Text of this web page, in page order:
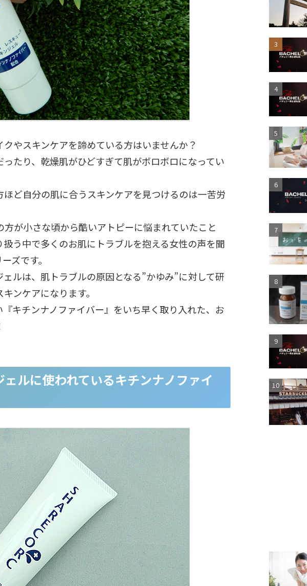
やスキンケアを諦めている方はいませんか？
たり、乾燥肌がひどすぎて肌がボロボロになってい
ど自分の肌に合うスキンケアを見つけるのは一苦労
が小さな頃から酷いアトピーに悩まれていたこと
う中で多くのお肌にトラブルを抱える女性の声を聞
ズです。
ルは、肌トラブルの原因となる”かゆみ”に対して研
ンケアになります。
キチンナノファイバー』をいち早く取り入れた、お
ルに使われているキチンナノファイ